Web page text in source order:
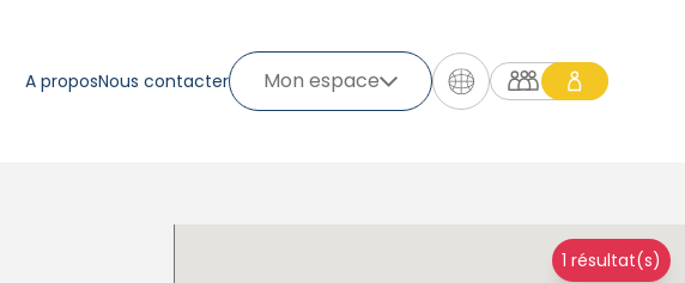
Mon espace
A proposNous contacter
1 résultat(s)